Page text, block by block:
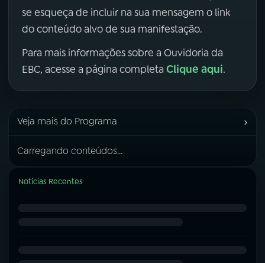
se esqueça de incluir na sua mensagem o link
do conteúdo alvo de sua manifestação.
Para mais informações sobre a Ouvidoria da
EBC, acesse a página completa Clique aqui.
Veja mais do Programa ›
Carregando conteúdos...
Notícias Recentes